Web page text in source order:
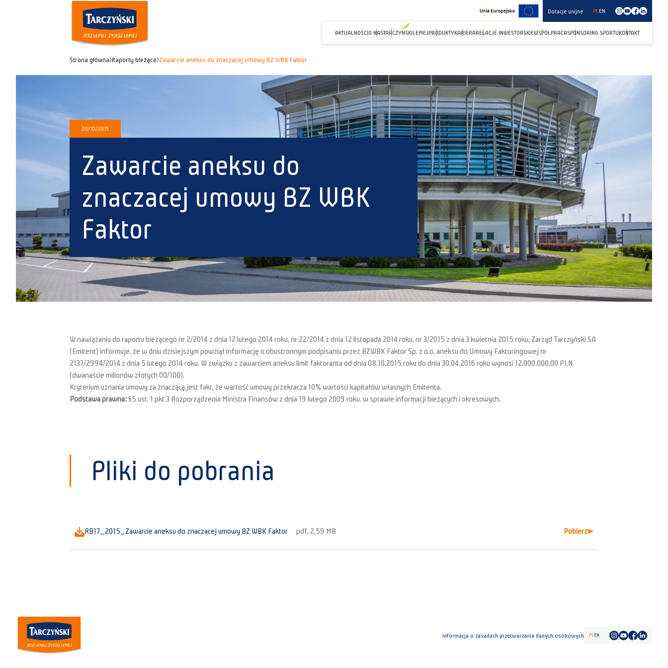
Dotacje unijne PLEN
AKTUALNOŚCIO NASTARCZYNSKILEPIEJPRODUKTYKARIERARELACJE INWESTORSKIEWSPÓŁPRACASPONSORING SPORTUKONTAKT
Strona główna Raporty bieżące Zawarcie aneksu do znaczacej umowy BZ WBK Faktor
20/10/2015
Zawarcie aneksu do
znaczacej umowy BZ WBK
Faktor
W nawiązaniu do raportu bieżącego nr 2/2014 z dnia 12 lutego 2014 roku, nr 22/2014 z dnia 12 listopada 2014 roku, nr 3/2015 z dnia 3 kwietnia 2015 roku, Zarząd Tarczyński SA
(Emitent) informuje, że w dniu dzisiejszym powziął informację o obustronnym podpisaniu przez BZWBK Faktor Sp. z o.o. aneksu do Umowy Faktoringowej nr
2137/2994/2014 z dnia 5 lutego 2014 roku. W związku z zawarciem aneksu limit faktoranta od dnia 08.10.2015 roku do dnia 30.04.2016 roku wynosi 12.000.000,00 PLN
(dwanaście milionów złotych 00/100).
Kryterium uznania umowy za znaczącą jest fakt, że wartość umowy przekracza 10% wartości kapitałów własnych Emitenta.
Podstawa prawna:§5 ust. 1 pkt 3 Rozporządzenia Ministra Finansów z dnia 19 lutego 2009 roku. w sprawie informacji bieżących i okresowych.
Pliki do pobrania
RB17_2015_Zawarcie aneksu do znaczacej umowy BZ WBK Faktor pdf, 2,59 MB Pobierz
Informacja o zasadach przetwarzania danych osobowych PLEN